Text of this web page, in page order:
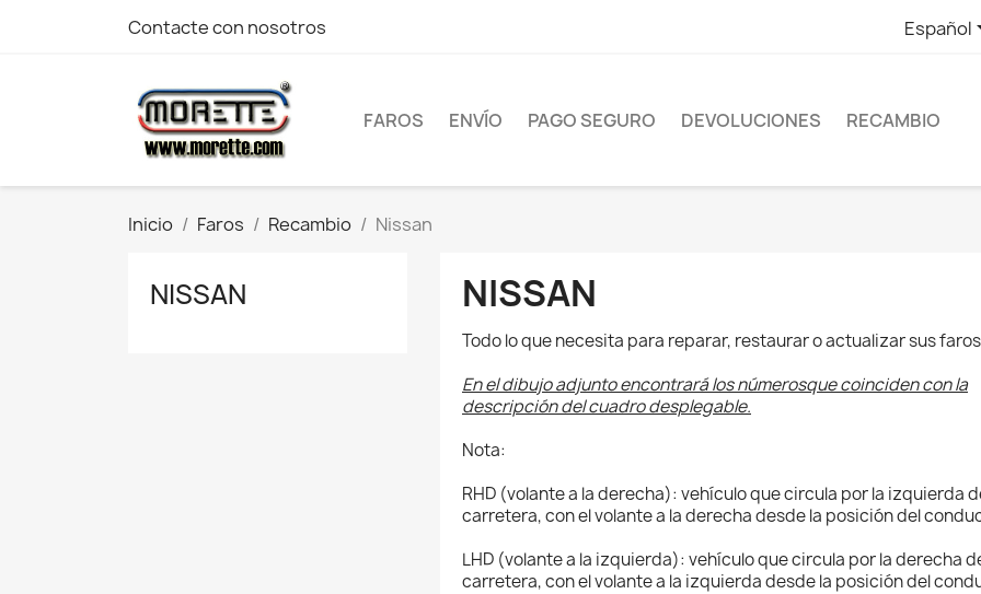
Contacte con nosotros Español
FAROS ENVÍO PAGO SEGURO DEVOLUCIONES RECAMBIO
Inicio Faros Recambio Nissan
NISSAN NISSAN
Todo lo que necesita para reparar, restaurar o actualizar sus faros
En el dibujo adjunto encontrará los númerosque coinciden con la
descripción del cuadro desplegable.
Nota:
RHD (volante a la derecha): vehículo que circula por la izquierda
carretera, con el volante a la derecha desde la posición del
LHD (volante a la izquierda): vehículo que circula por la derecha
carretera, con el volante a la izquierda desde la posición del